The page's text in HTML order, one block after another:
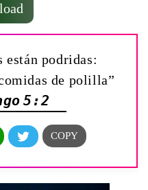
están podridas:
de polilla”
5:2